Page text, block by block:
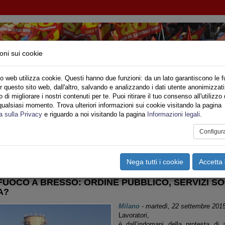
SINDACALE DI BASE SETTORE VIGILI DEL
Privato Territori Sociale Speciali Multimedia
Informazioni Varie Sicurezza
A BRESSO: ORDINE PUBBLICO, SERVIZI
Milano- martedì, 22 settembre
Lavoratori,
sui cookie
web utilizza cookie. Questi hanno due funzioni: da un lato garantiscono le
questo sito web, dall'altro, salvando e analizzando i dati utente
di migliorare i nostri contenuti per te. Puoi ritirare il tuo consenso all'utilizzo
momento. Trova ulteriori informazioni sui cookie visitando la pagina
sulla Privacy e riguardo a noi visitando la pagina Informazioni legali.
Nega tutti i cookie Accetta